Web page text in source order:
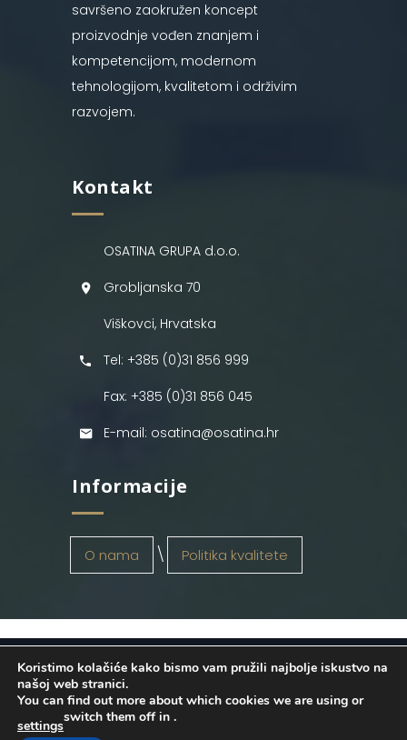
savršeno zaokružen koncept
proizvodnje vođen znanjem i
kompetencijom, modernom
tehnologijom, kvalitetom i održivim
razvojem.
Kontakt
OSATINA GRUPA d.o.o.
Grobljanska 70
Viškovci, Hrvatska
Tel: +385 (0)31 856 999
Fax: +385 (0)31 856 045
E-mail: osatina@osatina.hr
Informacije
O nama Politika kvalitete
OSATINA GRUPA d.o.o. 2026
. Configured
byINFOS Osijek. Sva prava pridržana.
Koristimo kolačiće kako bismo vam pružili najbolje iskustvo na
našoj web stranici.
You can find out more about which cookies we are using or
switch them off in
settings
.